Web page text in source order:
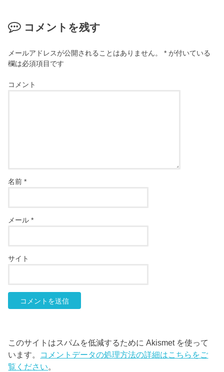
コメントを残す
メールアドレスが公開されることはありません。 * が付いている
欄は必須項目です
コメント
名前*
メール*
サイト
このサイトはスパムを低減するために Akismet を使って
います。 コメントデータの処理方法の詳細はこちらをご
覧ください。